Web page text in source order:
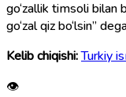
go‘zallik timsoli bilan
go‘zal qiz bo‘lsin”
Kelib chiqishi:Turkiy
👁